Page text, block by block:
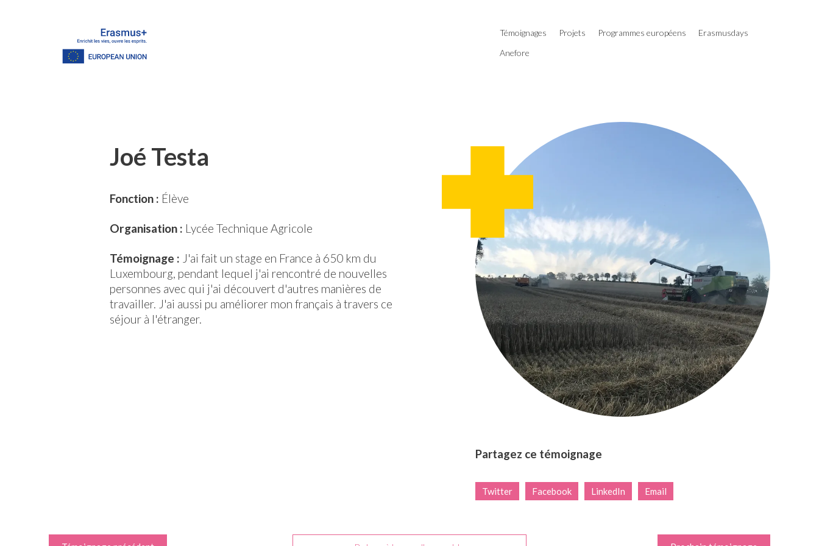
Témoignages Projets Programmes européens
Erasmusdays
Anefore
Joé Testa
Fonction : Élève
Organisation : Lycée Technique Agricole
Témoignage : J'ai fait un stage en France à 650 km du
Luxembourg, pendant lequel j'ai rencontré de nouvelles
personnes avec qui j'ai découvert d'autres manières de
travailler. J'ai aussi pu améliorer mon français à travers ce
séjour à l'étranger.
Partagez ce témoignage
Twitter Facebook LinkedIn Email